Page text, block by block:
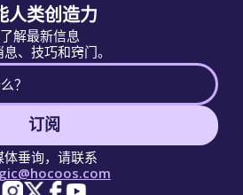
人类创造力
解最新信息
、技巧和窍门。
订阅
体垂询，请联系